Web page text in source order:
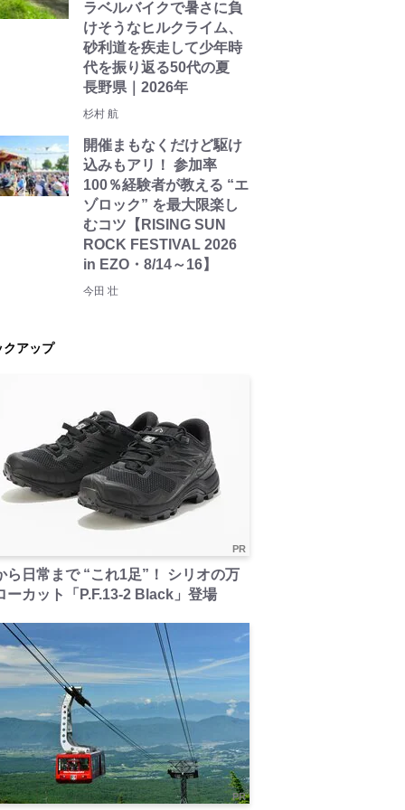
ラベルバイクで暑さに負
けそうなヒルクライム、
砂利道を疾走して少年時
代を振り返る50代の夏
長野県｜2026年
杉村 航
開催まもなくだけど駆け
込みもアリ！ 参加率
100％経験者が教える “エ
ゾロック” を最大限楽し
むコツ【RISING SUN
ROCK FESTIVAL 2026
in EZO・8/14～16】
今田 壮
クアップ
PR
ら日常まで “これ1足”！ シリオの万
ーカット「P.F.13-2 Black」登場
PR